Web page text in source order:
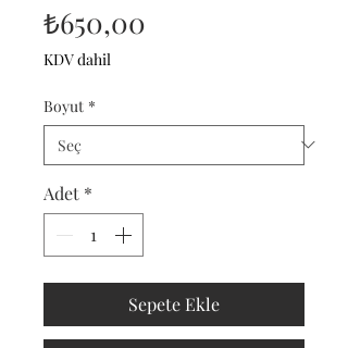
₺650,00
KDV dahil
Boyut *
Adet *
Sepete Ekle